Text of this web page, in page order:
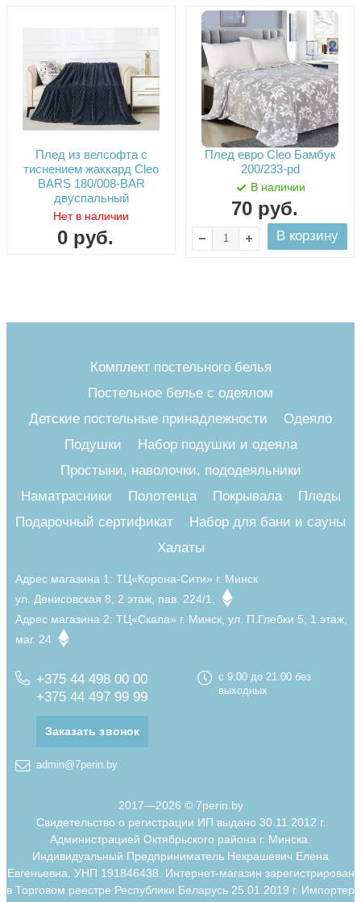
Плед из велсофта с
тиснением жаккард Cleo
BARS 180/008-BAR
двуспальный
Нет в наличии
0 руб.
Плед евро Cleo Бамбук
200/233-pd
В наличии
70руб.
В корзину
Комплект постельного белья
Постельное белье с одеялом
Детские постельные принадлежности
Одеяло
Подушки
Набор подушки и одеяла
Простыни, наволочки, пододеяльники
Наматрасники
Полотенца Покрывала
Пледы
Подарочный сертификат
Набор для бани и сауны
Халаты
Адрес магазина 1: ТЦ«Корона-Сити» г. Минск
ул. Денисовская 8, 2 этаж, пав. 224/1,
Адрес магазина 2: ТЦ«Скала» г. Минск, ул. П.Глебки 5, 1 этаж,
маг. 24
+375 44 498 00 00
+375 44 497 99 99
Заказать звонок
с 9:00 до 21:00 без
выходных
admin@7perin.by
2017—2026 © 7perin.by
Свидетельство о регистрации ИП выдано 30.11.2012 г.
Администрацией Октябрьского района г. Минска.
Индивидуальный Предприниматель Некрашевич Елена
Евгеньевна, УНП 191846438. Интернет-магазин зарегистрирован
в Торговом реестре Республики Беларусь 25.01.2019 г. Импортер